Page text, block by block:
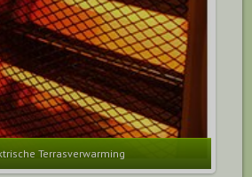
Terrasverwarming